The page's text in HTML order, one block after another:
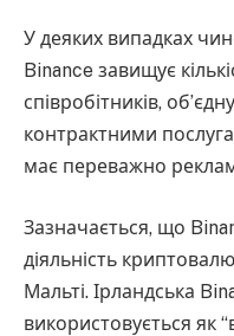
У деяких випадках
Binance завищує
співробітників,
контрактними
має переважно
Зазначається, що
діяльність
Мальті. Ірландська
використовується як